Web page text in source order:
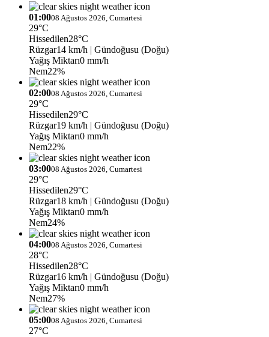
01:0008 Ağustos 2026, Cumartesi
29°C
Hissedilen28°C
Rüzgar14 km/h | Gündoğusu (Doğu)
Yağış Miktarı0 mm/h
Nem22%
02:0008 Ağustos 2026, Cumartesi
29°C
Hissedilen29°C
Rüzgar19 km/h | Gündoğusu (Doğu)
Yağış Miktarı0 mm/h
Nem22%
03:0008 Ağustos 2026, Cumartesi
29°C
Hissedilen29°C
Rüzgar18 km/h | Gündoğusu (Doğu)
Yağış Miktarı0 mm/h
Nem24%
04:0008 Ağustos 2026, Cumartesi
28°C
Hissedilen28°C
Rüzgar16 km/h | Gündoğusu (Doğu)
Yağış Miktarı0 mm/h
Nem27%
05:0008 Ağustos 2026, Cumartesi
27°C